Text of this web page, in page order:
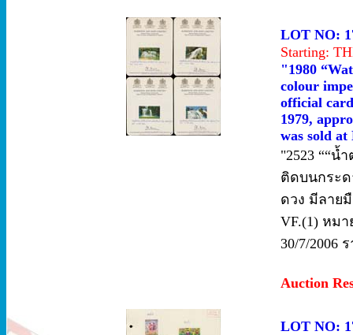
LOT NO:
Starting:
"1980
colour
official
1979,
was sold at
"2523 ““น้
ติดบนกระด
ดวง มีลาย
VF.(1) หมา
30/7/2006
Auction
LOT NO: